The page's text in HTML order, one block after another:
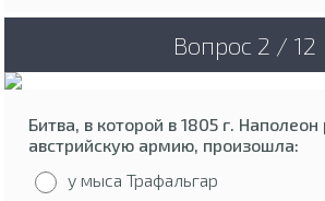
Вопрос 2 / 12
Битва, в которой в 1805 г.
австрийскую армию, произошла:
у мыса Трафальгар